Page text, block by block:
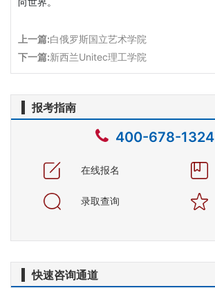
上一篇:白俄罗斯国立艺术学院
下一篇:新西兰Unitec理工学院
报考指南
400-678-1324
在线报名
录取查询
快速咨询通道